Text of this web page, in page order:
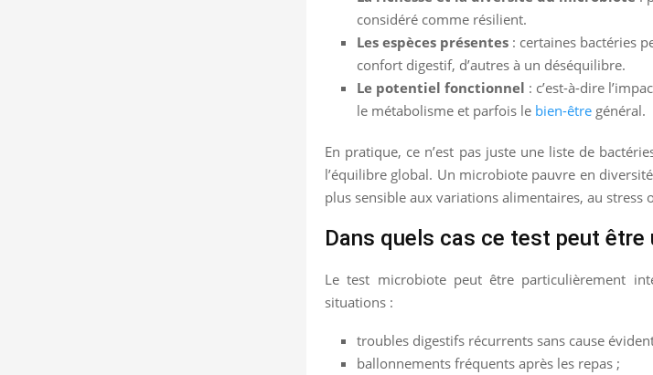
considéré comme résilient.
Les espèces présentes : certaines bactéries
confort digestif, d’autres à un déséquilibre.
Le potentiel fonctionnel : c’est-à-dire
le métabolisme et parfois le bien-être général.
En pratique, ce n’est pas juste une liste de
l’équilibre global. Un microbiote pauvre en
plus sensible aux variations alimentaires, au stress
Dans quels cas ce test peut être
Le test microbiote peut être particulièrement
situations :
troubles digestifs récurrents sans cause
ballonnements fréquents après les repas ;